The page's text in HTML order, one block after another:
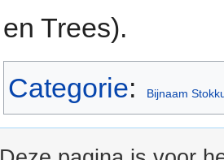
en Trees).
Categorie: Bijnaam